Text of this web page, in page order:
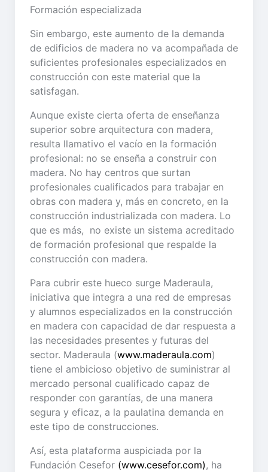
Formación especializada
Sin embargo, este aumento de la demanda
de edificios de madera no va acompañada de
suficientes profesionales especializados en
construcción con este material que la
satisfagan.
Aunque existe cierta oferta de enseñanza
superior sobre arquitectura con madera,
resulta llamativo el vacío en la formación
profesional: no se enseña a construir con
madera. No hay centros que surtan
profesionales cualificados para trabajar en
obras con madera y, más en concreto, en la
construcción industrializada con madera. Lo
que es más, no existe un sistema acreditado
de formación profesional que respalde la
construcción con madera.
Para cubrir este hueco surge Maderaula,
iniciativa que integra a una red de empresas
y alumnos especializados en la construcción
en madera con capacidad de dar respuesta a
las necesidades presentes y futuras del
sector. Maderaula (www.maderaula.com)
tiene el ambicioso objetivo de suministrar al
mercado personal cualificado capaz de
responder con garantías, de una manera
segura y eficaz, a la paulatina demanda en
este tipo de construcciones.
Así, esta plataforma auspiciada por la
Fundación Cesefor (www.cesefor.com), ha